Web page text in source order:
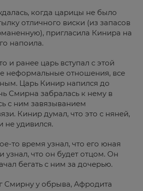
когда царицы не было
отличного виски (из запасов
пригласила Кинира на
напоила.
и ранее царь вступал с этой
неформальные отношения, все
Царь Кинир напился до
Смирна забралась к нему в
с ним завязыванием
Кинир думал, что это с няней,
не удивился.
то время узнал, что его юная
узнал, что он будет отцом. Он
бегать с ним за дочерью.
Смирну у обрыва, Афродита